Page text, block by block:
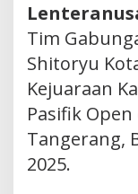
Tim
Shitoryu
Kejuaraan
Pasifik
Tangerang,
2025.